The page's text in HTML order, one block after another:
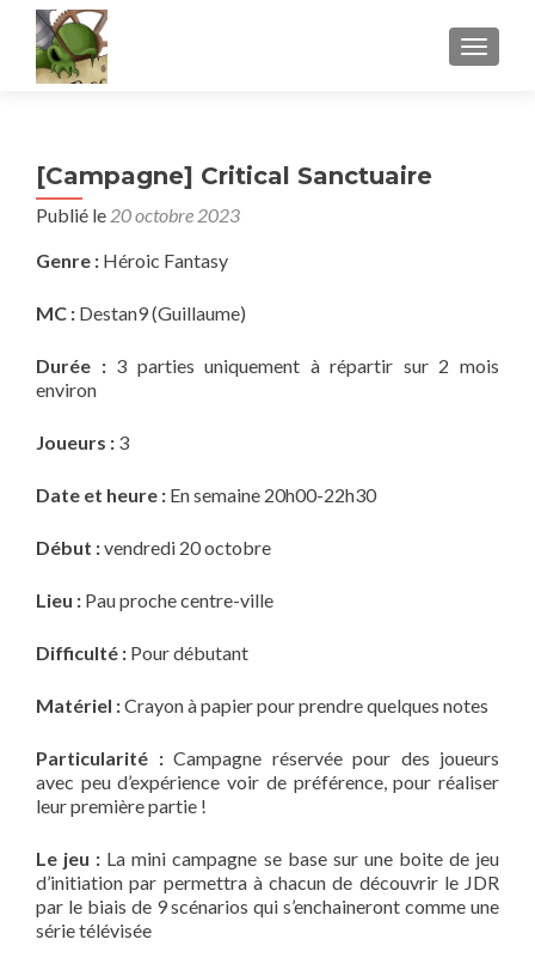
[Campagne] Critical Sanctuaire
Publié le 20 octobre 2023
Genre : Héroic Fantasy
MC : Destan9 (Guillaume)
Durée :3 parties uniquement à répartir sur 2 mois
environ
Joueurs : 3
Date et heure : En semaine 20h00-22h30
Début :vendredi 20 octobre
Lieu : Pau proche centre-ville
Difficulté : Pour débutant
Matériel :Crayon à papier pour prendre quelques notes
Particularité : Campagne réservée pour des joueurs
avec peu d’expérience voir de préférence, pour réaliser
leur première partie !
Le jeu : La mini campagne se base sur une boite de jeu
d’initiation par permettra à chacun de découvrir le JDR
par le biais de 9 scénarios qui s’enchaineront comme une
série télévisée